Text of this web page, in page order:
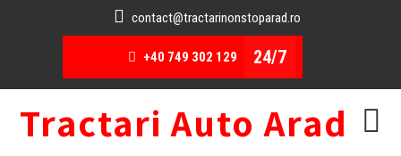
contact@tractarinonstoparad.ro
+40 749 302 129 24/7
Tractari Auto Arad